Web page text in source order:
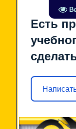
Есть